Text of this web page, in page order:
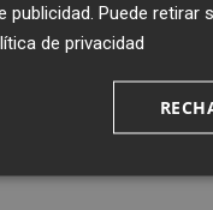
toda la
Podcast
publicidad . Puede
de privacidad